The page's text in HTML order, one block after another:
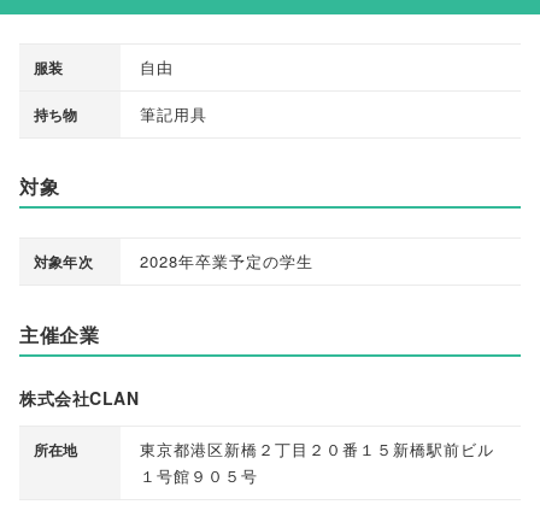
服装 自由
持ち物 筆記用具
対象
対象年次 2028年卒業予定の学生
主催企業
株式会社CLAN
所在地
東京都港区新橋２丁目２０番１５新橋駅前ビル
１号館９０５号